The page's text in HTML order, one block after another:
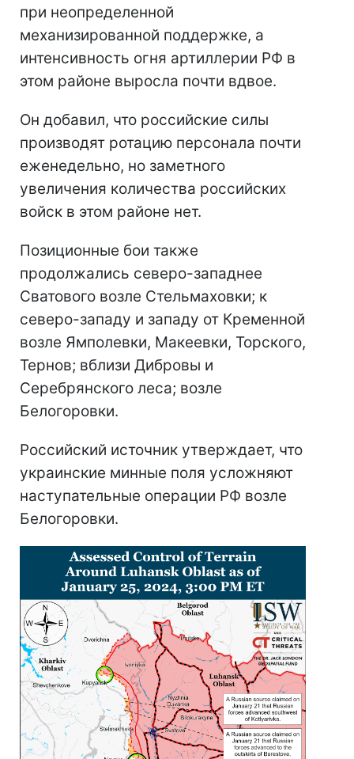
при неопределенной
механизированной поддержке, а
интенсивность огня артиллерии РФ в
этом районе выросла почти вдвое.
Он добавил, что российские силы
производят ротацию персонала почти
еженедельно, но заметного
увеличения количества российских
войск в этом районе нет.
Позиционные бои также
продолжались северо-западнее
Сватового возле Стельмаховки; к
северо-западу и западу от Кременной
возле Ямполевки, Макеевки, Торского,
Тернов; вблизи Дибровы и
Серебрянского леса; возле
Белогоровки.
Российский источник утверждает, что
украинские минные поля усложняют
наступательные операции РФ возле
Белогоровки.